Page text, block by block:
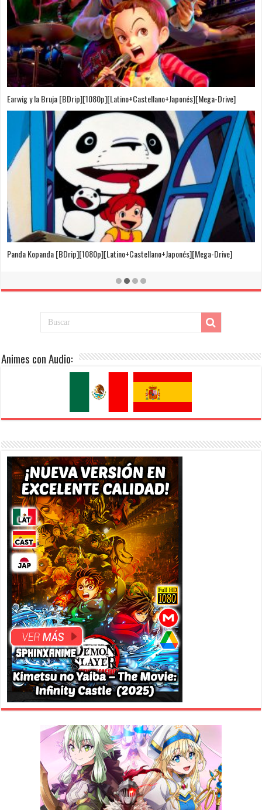
Puedo Escuchar el Mar [Película][BDrip][1080p][Dual Audio]
[Castellano+Japonés][Sub-Español][MEGA]
Animes con Audio: